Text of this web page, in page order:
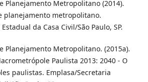
Planejamento Metropolitano (2014).
planejamento metropolitano.
da Casa Civil/São Paulo, SP.
Planejamento Metropolitano. (2015a).
Paulista 2013: 2040 - O
paulistas. Emplasa/Secretaria